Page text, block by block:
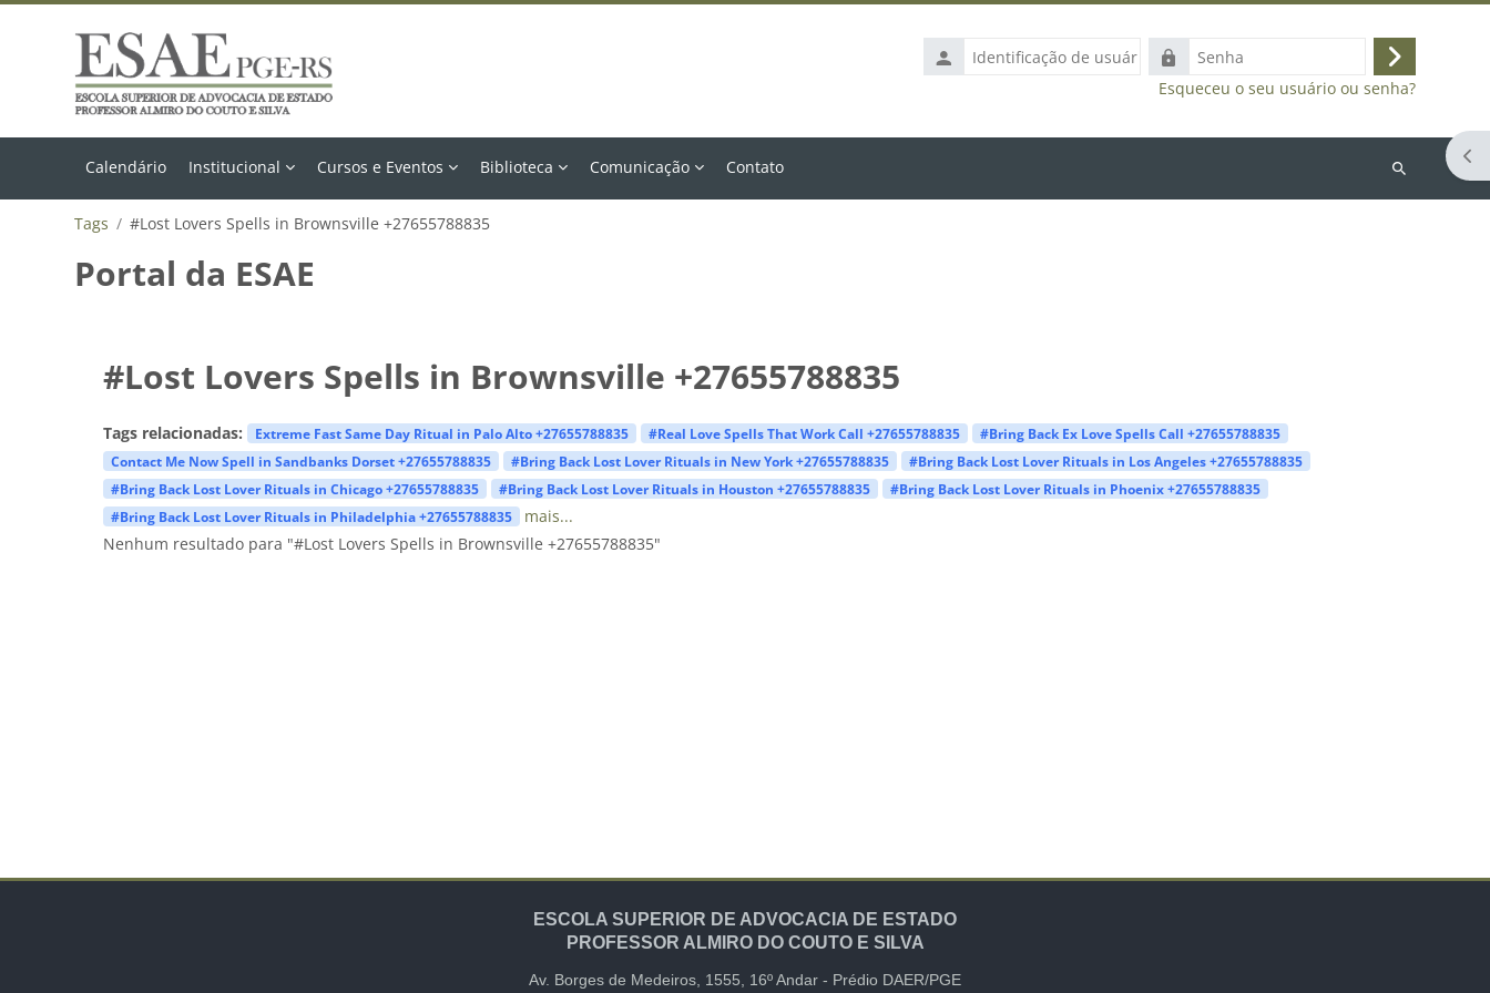
Identificação
de
Senha
Acessar
Esqueceu o seu usuário ou senha?
Calendário Institucional Cursos e Eventos Biblioteca Comunicação Contato
Buscar
Tags #Lost Lovers Spells in Brownsville +27655788835
Portal da ESAE
#Lost Lovers Spells in Brownsville +27655788835
Tags relacionadas: Extreme Fast Same Day Ritual in Palo Alto +27655788835 #Real Love Spells That Work Call +27655788835
#Bring Back Ex Love Spells Call +27655788835
Contact Me Now Spell in Sandbanks Dorset +27655788835
#Bring Back Lost Lover Rituals in New York +27655788835
#Bring Back Lost Lover Rituals in Los Angeles +27655788835
#Bring Back Lost Lover Rituals in Chicago +27655788835
#Bring Back Lost Lover Rituals in Houston +27655788835
#Bring Back Lost Lover Rituals in Phoenix +27655788835
#Bring Back Lost Lover Rituals in Philadelphia +27655788835
mais...
Nenhum resultado para "#Lost Lovers Spells in Brownsville +27655788835"
ESCOLA SUPERIOR DE ADVOCACIA DE ESTADO
PROFESSOR ALMIRO DO COUTO E SILVA
Av. Borges de Medeiros, 1555, 16º Andar - Prédio DAER/PGE